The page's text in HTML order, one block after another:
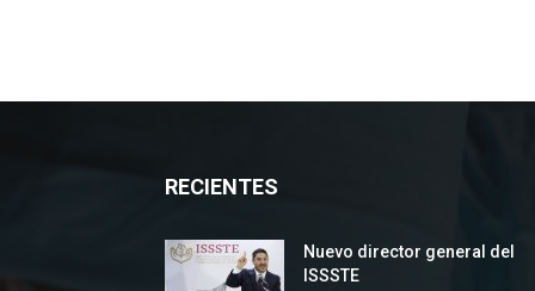
RECIENTES
Nuevo director general del
ISSSTE